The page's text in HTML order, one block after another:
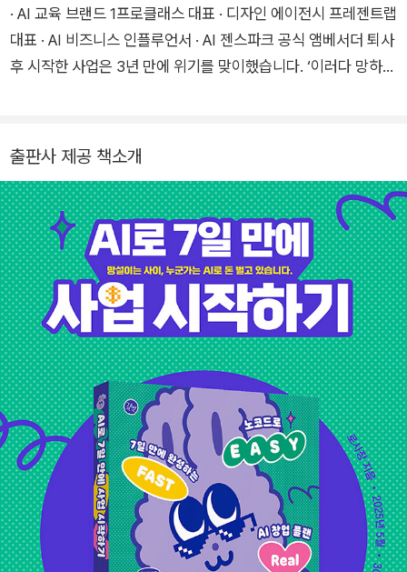
· AI 교육 브랜드 1프로클래스 대표 · 디자인 에이전시 프레젠트랩
대표 · AI 비즈니스 인플루언서 · AI 젠스파크 공식 앰베서더 퇴사
후 시작한 사업은 3년 만에 위기를 맞이했습니다. ‘이러다 망하겠
뛰었고, 매출은 두 배 이상 성장했습니다. 이제 AI를 쓰는 사람과
다. 그러나 단순히 AI를 활용하는 것만으로는 부족합니다. AI에게
일을 ‘잘 시키는 법’을 알아야 합니다. 그 핵심이 바로 이 책의 주
제인 ‘프롬프트 텔링’입니다. AI의 캐릭터를 이해하고, 세계관을
설계하며, 프롬프트 공식을 익히는 능력 — 바로 AI 시대 생존을
위한 필수 능력입니다. 이 책은 여러분이 그 격차에서 뒤처지지
않고, 오히려 앞서나가길 바라는 마음으로 썼습니다. 이제, AI의
신세계를 경험해 보세요! 인스타그램: https://www.instagram.
com/lo_sajang_/
출판사 제공 책소개